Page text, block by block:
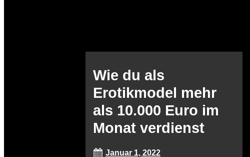
Wie du als
Erotikmodel mehr
als 10.000 Euro im
Monat verdienst
Januar 1, 2022